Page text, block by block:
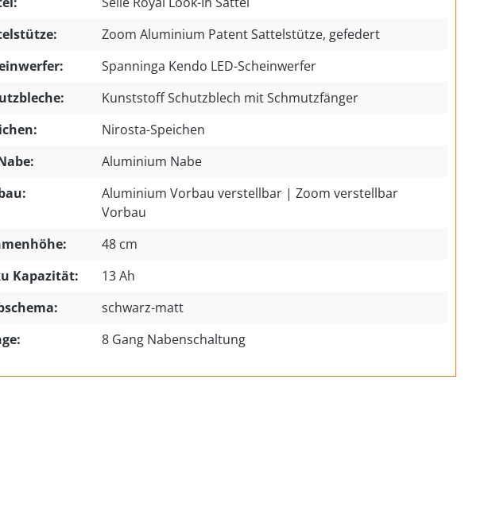
Zoom Aluminium Patent Sattelstütze, gefedert
Spanninga Kendo LED-Scheinwerfer
Kunststoff Schutzblech mit Schmutzfänger
Nirosta-Speichen
Aluminium Nabe
Aluminium Vorbau verstellbar | Zoom verstellbar
Vorbau
48 cm
Kapazität:
13 Ah
schwarz-matt
8 Gang Nabenschaltung